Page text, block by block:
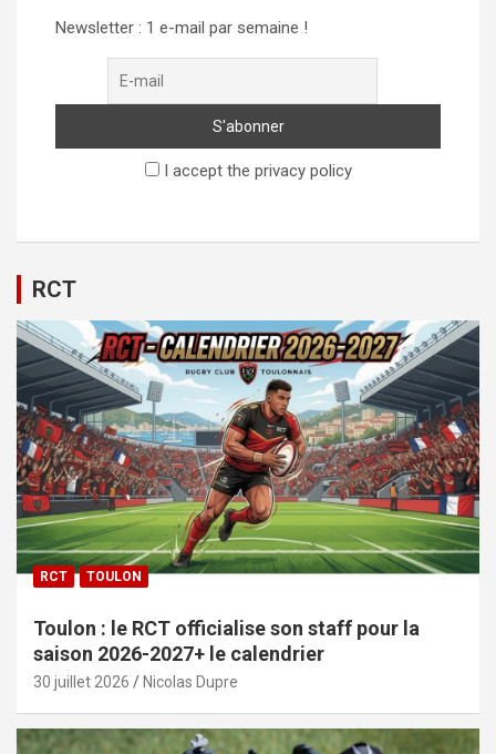
Newsletter : 1 e-mail par semaine !
I accept the privacy policy
RCT
RCT TOULON
Toulon : le RCT officialise son staff pour la
saison 2026-2027+ le calendrier
30 juillet 2026 Nicolas Dupre